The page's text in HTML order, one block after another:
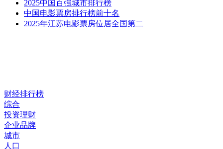
2025中国百强城市排行榜
中国电影票房排行榜前十名
2025年江苏电影票房位居全国第二
财经排行榜
综合
投资理财
企业品牌
城市
人口